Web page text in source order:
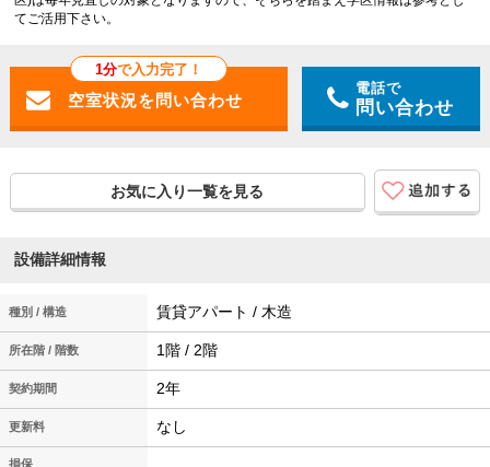
てご活用下さい。
1分で入力完了！
電話で
問い合わせ
お気に入り一覧を見る
設備詳細情報
種別 / 構造 賃貸アパート / 木造
所在階 / 階数 1階 / 2階
契約期間 2年
更新料 なし
損保